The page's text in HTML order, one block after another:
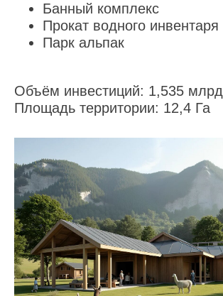
Банный комплекс
Прокат водного инвентаря
Парк альпак
Объём инвестиций: 1,535 млрд
Площадь территории: 12,4 Га